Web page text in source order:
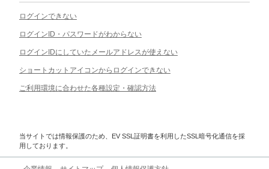
ログインできない
ログインID・パスワードがわからない
ログインIDにしていたメールアドレスが使えない
ショートカットアイコンからログインできない
ご利用環境に合わせた各種設定・確認方法
当サイトでは情報保護のため、EV SSL証明書を利用したSSL暗号化通信を採
用しております。